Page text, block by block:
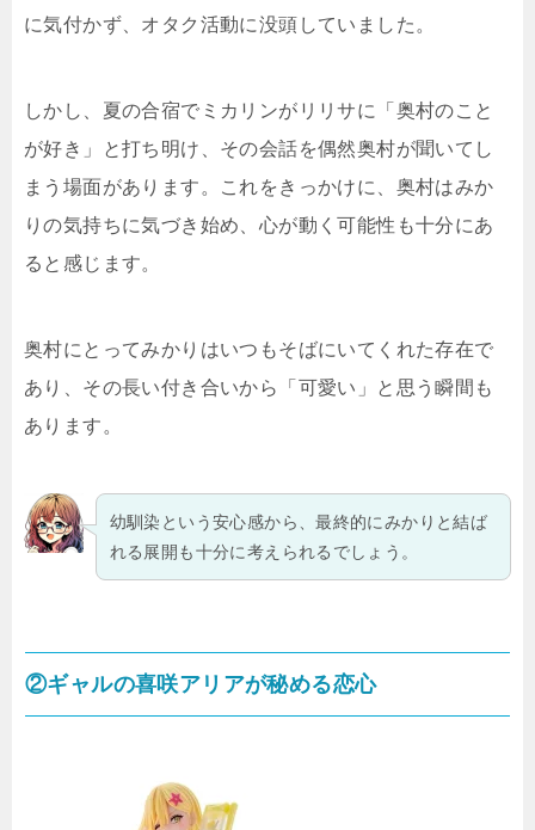
に気付かず、オタク活動に没頭していました。
しかし、夏の合宿でミカリンがリリサに「奥村のこと
が好き」と打ち明け、その会話を偶然奥村が聞いてし
まう場面があります。これをきっかけに、奥村はみか
りの気持ちに気づき始め、心が動く可能性も十分にあ
ると感じます。
奥村にとってみかりはいつもそばにいてくれた存在で
あり、その長い付き合いから「可愛い」と思う瞬間も
あります。
幼馴染という安心感から、最終的にみかりと結ば
れる展開も十分に考えられるでしょう。
②ギャルの喜咲アリアが秘める恋心